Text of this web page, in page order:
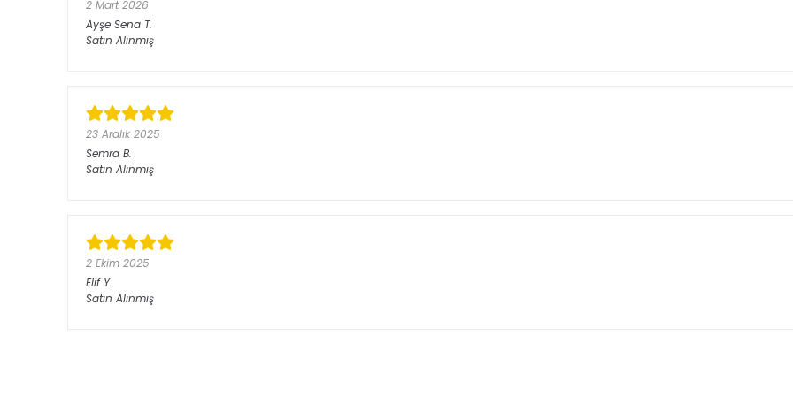
2 Mart 2026
Ayşe Sena T.
Satın Alınmış
23 Aralık 2025
Semra B.
Satın Alınmış
2 Ekim 2025
Elif Y.
Satın Alınmış